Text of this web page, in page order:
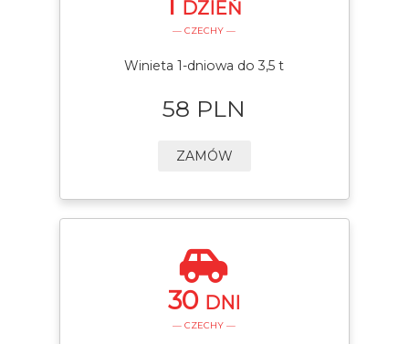
DZIEŃ
— CZECHY —
Winieta 1-dniowa do 3,5 t
58 PLN
ZAMÓW
30 DNI
— CZECHY —